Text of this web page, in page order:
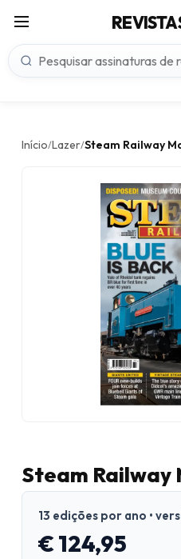
Início/Lazer/Steam Railway
Steam Railway
13 edições por ano •
€ 124,95